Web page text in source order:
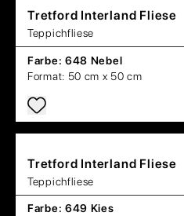
Tretford Interland Fliese
Teppichfliese
Farbe: 648 Nebel
Format: 50 cm x 50 cm
Tretford Interland Fliese
Teppichfliese
Farbe: 649 Kies